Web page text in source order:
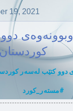
19, 2021
دوو كتێب لەسەر
#مستەر_كورد